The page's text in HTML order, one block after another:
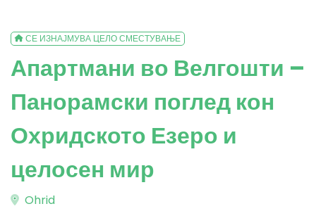
СЕ ИЗНАЈМУВА ЦЕЛО СМЕСТУВАЊЕ
Апартмани во Велгошти –
Панорамски поглед кон
Охридското Езеро и
целосен мир
Ohrid